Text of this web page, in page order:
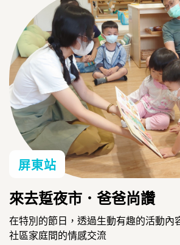
屏東站
來去踅夜市．爸爸尚讚
在特別的節日，透過生動有趣的活動內
社區家庭間的情感交流